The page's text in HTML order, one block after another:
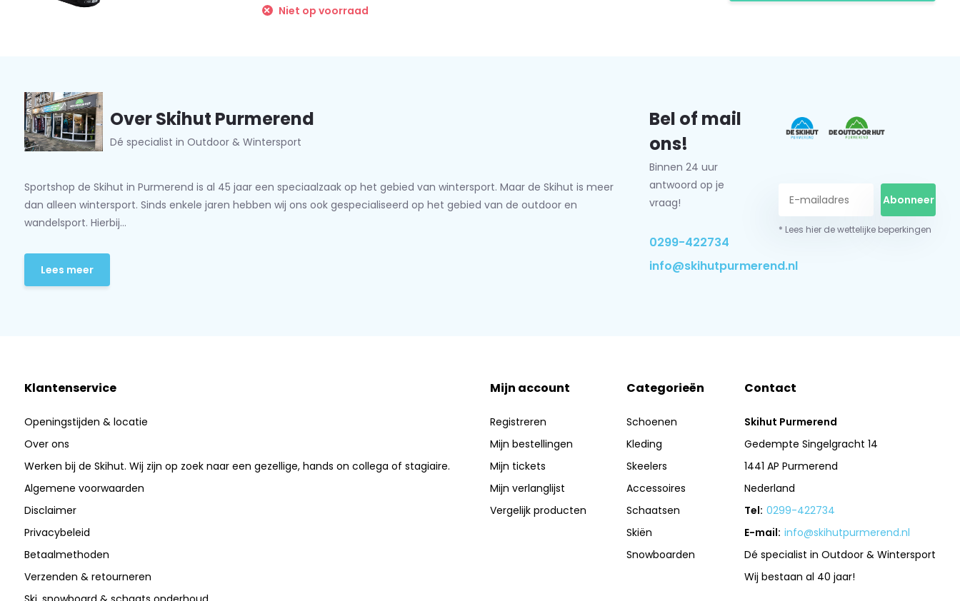
Niet op voorraad
Over Skihut Purmerend
Dé specialist in Outdoor & Wintersport
Sportshop de Skihut in Purmerend is al 45 jaar een speciaalzaak op het gebied van wintersport. Maar de Skihut is meer
dan alleen wintersport. Sinds enkele jaren hebben wij ons ook gespecialiseerd op het gebied van de outdoor en
wandelsport. Hierbij...
Lees meer
Bel of mail
ons!
Binnen 24 uur
antwoord op je
vraag!
0299-422734
info@skihutpurmerend.nl
Abonneer
* Lees hier de wettelijke beperkingen
Klantenservice
Openingstijden & locatie
Over ons
Werken bij de Skihut. Wij zijn op zoek naar een gezellige, hands on collega of stagiaire.
Algemene voorwaarden
Disclaimer
Privacybeleid
Betaalmethoden
Verzenden & retourneren
Mijn account
Registreren
Mijn bestellingen
Mijn tickets
Mijn verlanglijst
Vergelijk producten
Categorieën
Schoenen
Kleding
Skeelers
Accessoires
Schaatsen
Skiën
Snowboarden
Contact
Skihut Purmerend
Gedempte Singelgracht 14
1441 AP Purmerend
Nederland
Tel: 0299-422734
E-mail: info@skihutpurmerend.nl
Dé specialist in Outdoor & Wintersport
Wij bestaan al 40 jaar!